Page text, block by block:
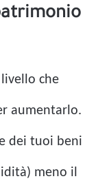
che
aumentarlo.
dei tuoi beni
meno il